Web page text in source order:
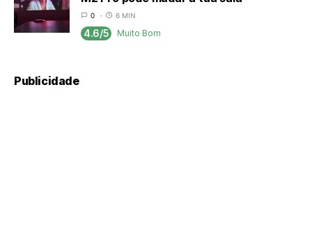
0 6 MIN
4.6/5 Muito Bom
Publicidade